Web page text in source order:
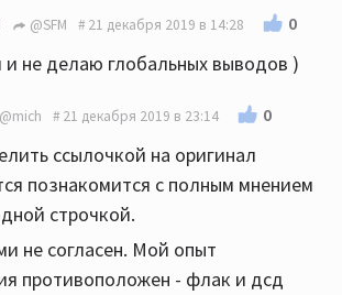
@SFM 21 декабря 2019 в 14:28 0
и не делаю глобальных выводов )
@mich 21 декабря 2019 в 23:14 0
ссылочкой на оригинал
познакомится с полным мнением
строчкой.
не согласен. Мой опыт
противоположен - флак и дсд